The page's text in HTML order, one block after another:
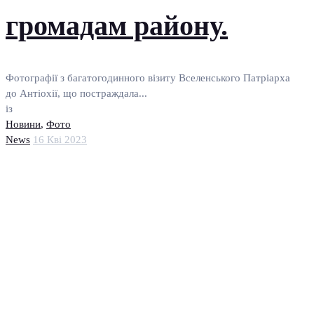
громадам району.
Фотографії з багатогодинного візиту Вселенського Патріарха
до Антіохії, що постраждала...
із
Новини, Фото
News 16 Кві 2023